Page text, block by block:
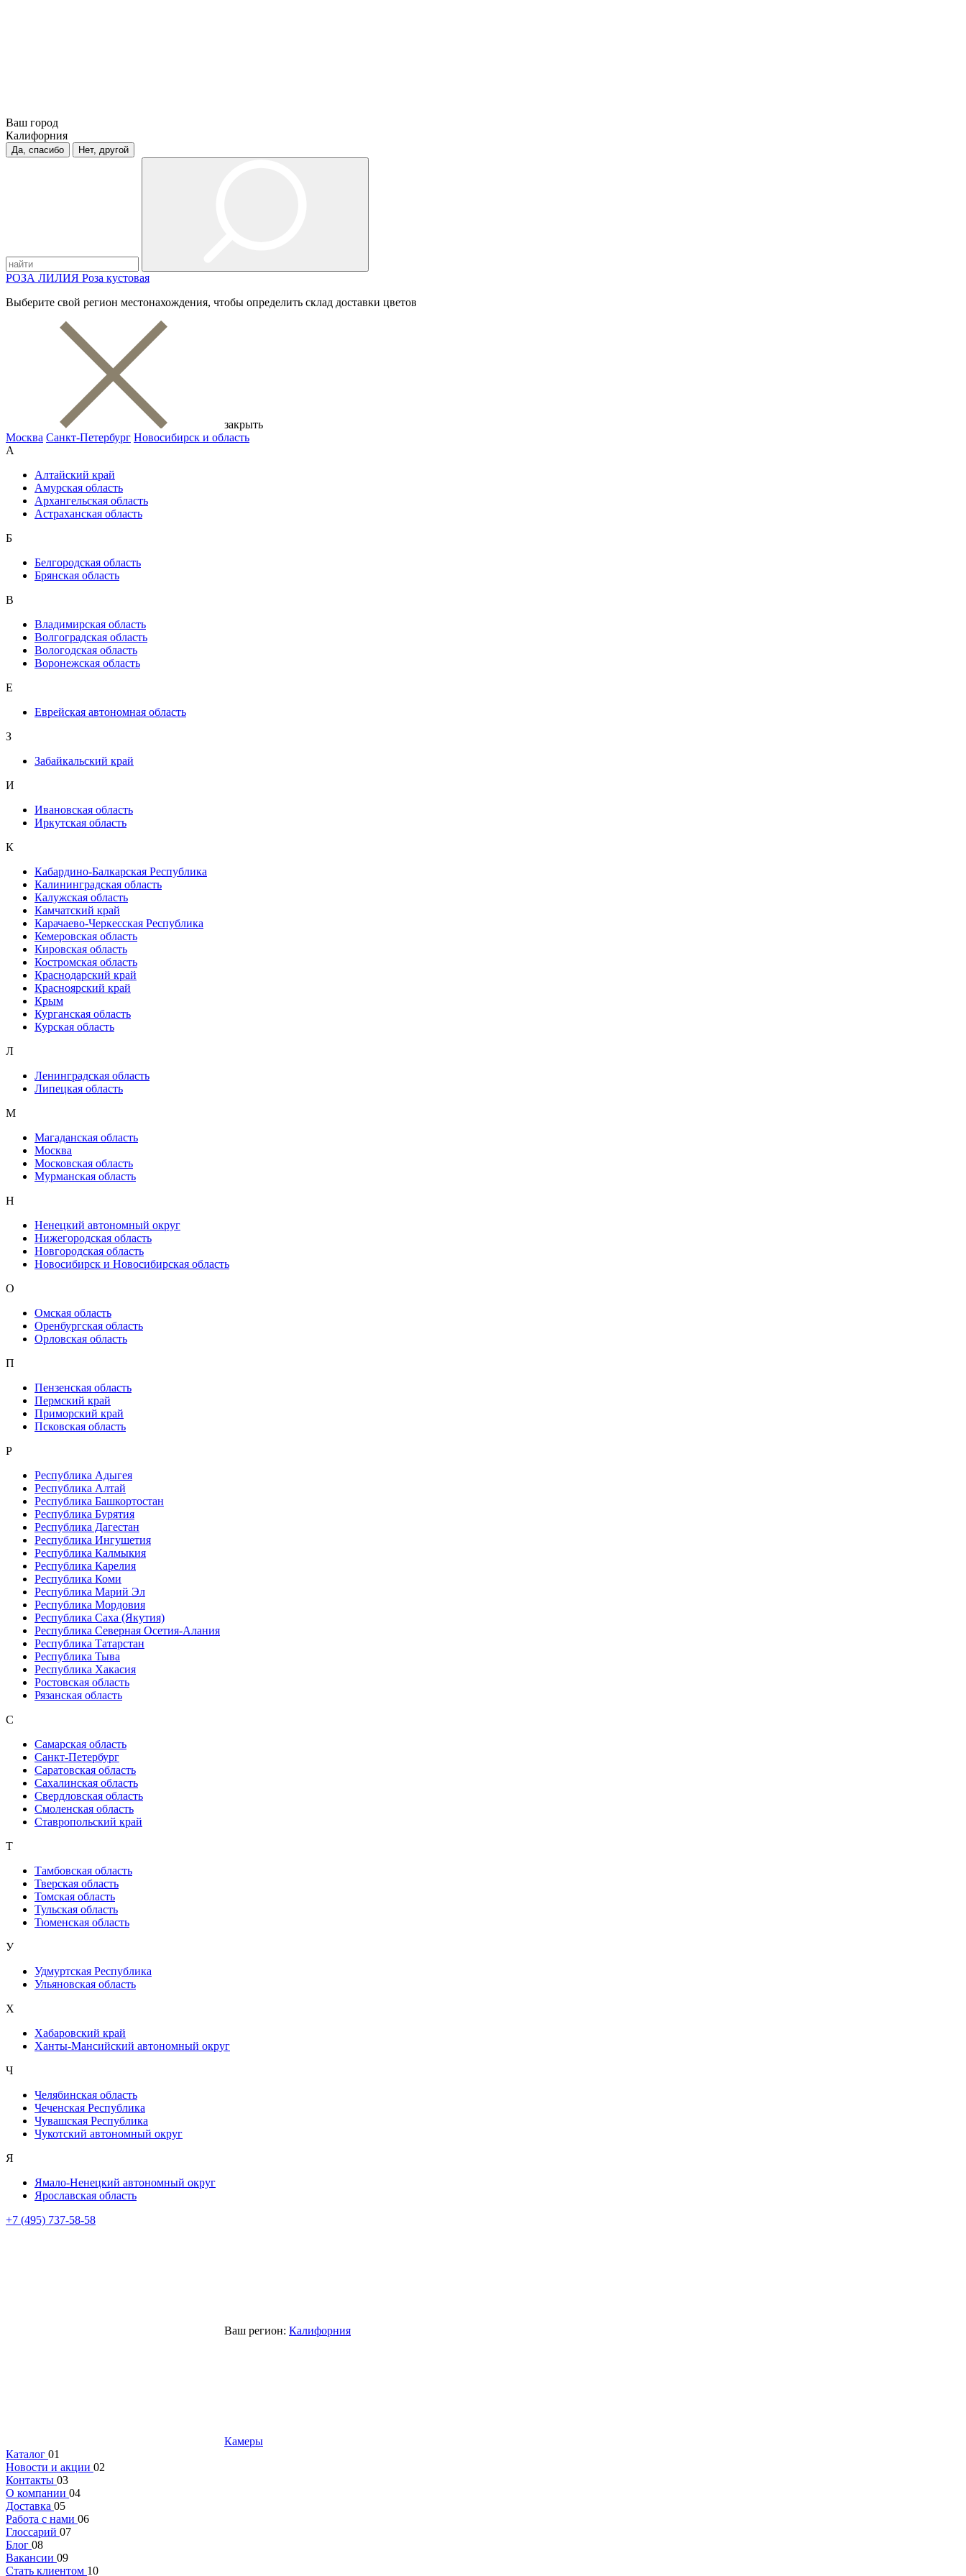
Ваш город
Калифорния
Да, спасибо Нет, другой
РОЗА ЛИЛИЯ Роза кустовая
Выберите свой регион местонахождения, чтобы определить склад доставки цветов
закрыть
Москва Санкт-Петербург Новосибирск и область
А
Алтайский край
Амурская область
Архангельская область
Астраханская область
Б
Белгородская область
Брянская область
В
Владимирская область
Волгоградская область
Вологодская область
Воронежская область
Е
Еврейская автономная область
З
Забайкальский край
И
Ивановская область
Иркутская область
К
Кабардино-Балкарская Республика
Калининградская область
Калужская область
Камчатский край
Карачаево-Черкесская Республика
Кемеровская область
Кировская область
Костромская область
Краснодарский край
Красноярский край
Крым
Курганская область
Курская область
Л
Ленинградская область
Липецкая область
М
Магаданская область
Москва
Московская область
Мурманская область
Н
Ненецкий автономный округ
Нижегородская область
Новгородская область
Новосибирск и Новосибирская область
О
Омская область
Оренбургская область
Орловская область
П
Пензенская область
Пермский край
Приморский край
Псковская область
Р
Республика Адыгея
Республика Алтай
Республика Башкортостан
Республика Бурятия
Республика Дагестан
Республика Ингушетия
Республика Калмыкия
Республика Карелия
Республика Коми
Республика Марий Эл
Республика Мордовия
Республика Саха (Якутия)
Республика Северная Осетия-Алания
Республика Татарстан
Республика Тыва
Республика Хакасия
Ростовская область
Рязанская область
С
Самарская область
Санкт-Петербург
Саратовская область
Сахалинская область
Свердловская область
Смоленская область
Ставропольский край
Т
Тамбовская область
Тверская область
Томская область
Тульская область
Тюменская область
У
Удмуртская Республика
Ульяновская область
Х
Хабаровский край
Ханты-Мансийский автономный округ
Ч
Челябинская область
Чеченская Республика
Чувашская Республика
Чукотский автономный округ
Я
Ямало-Ненецкий автономный округ
Ярославская область
+7 (495) 737-58-58
Ваш регион: Калифорния
Камеры
Каталог 01
Новости и акции 02
Контакты 03
О компании 04
Доставка 05
Работа с нами 06
Глоссарий 07
Блог 08
Вакансии 09
Стать клиентом 10